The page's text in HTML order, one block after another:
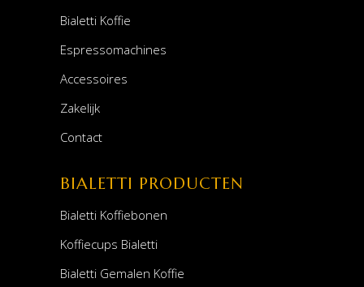
Bialetti Koffie
Espressomachines
Accessoires
Zakelijk
Contact
BIALETTI PRODUCTEN
Bialetti Koffiebonen
Koffiecups Bialetti
Bialetti Gemalen Koffie